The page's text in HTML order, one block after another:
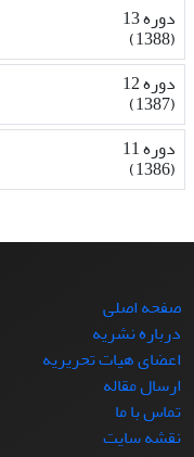
دوره 13
(1388)
دوره 12
(1387)
دوره 11
(1386)
صفحه اصلی
درباره نشریه
اعضای هیات تحریریه
ارسال مقاله
تماس با ما
نقشه سایت